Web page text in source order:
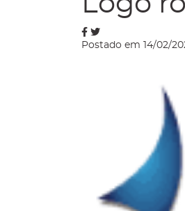
Postado em 14/02/